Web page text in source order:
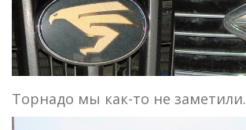
Торнадо мы как-то не заметили.